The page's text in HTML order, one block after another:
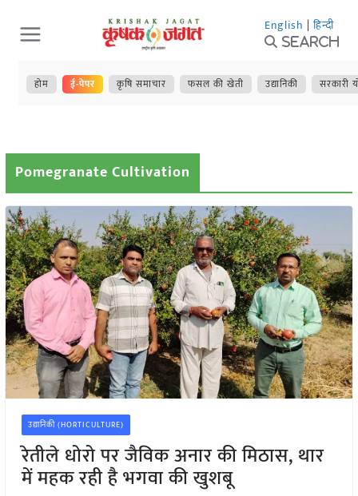
Skip
to
content
English | हिन्दी
Search
होम ई-पेपर कृषि समाचार फसल की खेती उद्यानिकी सरकारी
Pomegranate Cultivation
उद्यानिकी (HORTICULTURE)
रेतीले धोरो पर जैविक अनार की मिठास, थार
में महक रही है भगवा की खुशबू